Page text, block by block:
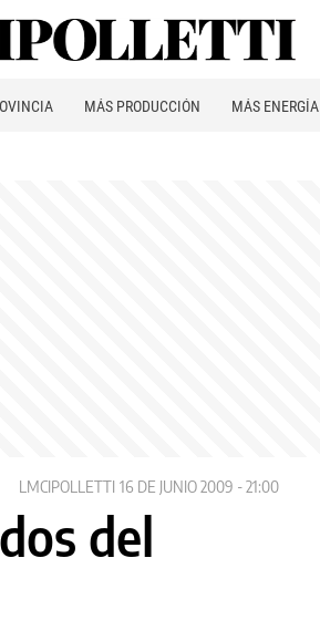
MÁS PRODUCCIÓN MÁS ENERGÍA
LMCIPOLLETTI 16 DE JUNIO 2009 - 21:00
del